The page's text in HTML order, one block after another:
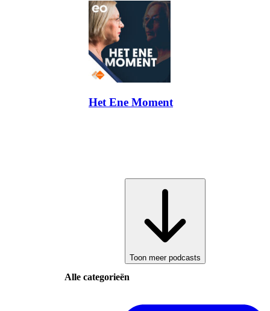
Het Ene Moment
Toon meer podcasts
Alle categorieën